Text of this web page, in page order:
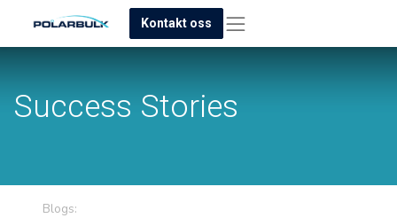
Kontakt oss
Success Stories
Blogs: